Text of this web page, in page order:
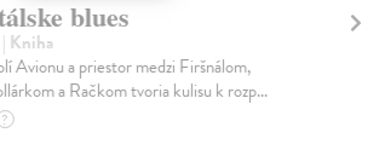
blues
| Kniha
Avionu a priestor medzi Firšnálom,
a Račkom tvoria kulisu k rozp...
?